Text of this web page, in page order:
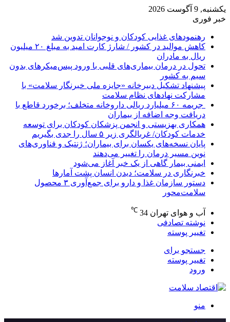
یکشنبه, 9 آگوست 2026
خبر فوری
رهنمودهای غذایی کودکان و نوجوانان تدوین شد
کاهش موالید در کشور / شارژ کارت امید به مبلغ ۲۰ میلیون
ریال به مادران
تحول در درمان بیماری‌های قلبی با ورود پیس‌میکرهای بدون
سیم به کشور
پیشنهاد تشکیل دبیرخانه «جایزه ملی خبرنگار سلامت» با
مشارکت نهادهای نظام سلامت
جریمه ۶۰ میلیارد ریالی داروخانه متخلف؛ برخورد قاطع با
دریافت وجه اضافه از بیماران
همکاری بهزیستی و انجمن پزشکان کودکان برای توسعه
خدمات کودکان/ غربالگری زیر ۵ سال را جدی بگیریم
پایان نسخه‌های یکسان برای بیماران؛ ژنتیک و فناوری‌های
نوین مسیر درمان را تغییر می‌دهند
ایمنی بیمار گاهی از یک خبر آغاز می‌شود
خبرنگاری در سلامت؛ دیدن انسان پشت آمارها
دستور سازمان غذا و دارو برای جمع‌آوری ۳ محصول
سلامت‌محور
آب و هوای تهران 34
℃
نوشته تصادفی
تغییر پوسته
جستجو برای
تغییر پوسته
ورود
منو